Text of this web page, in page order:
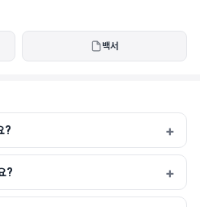
Galaxy Digital, Eden Block, Maven 11
백서
?
?